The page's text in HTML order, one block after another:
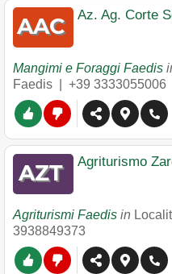
Az. Ag. Corte
Mangimi e Foraggi Faedis
Faedis
+39 3333055006
Agriturismo
Agriturismi Faedis in
3938849373